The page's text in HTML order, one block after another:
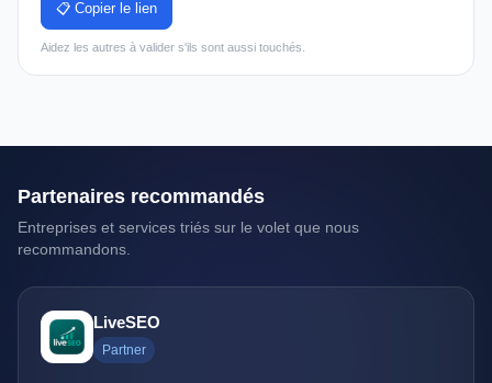
📋 Copier le lien
Aidez les autres à valider s'ils sont aussi touchés.
Partenaires recommandés
Entreprises et services triés sur le volet que nous
recommandons.
LiveSEO
Partner